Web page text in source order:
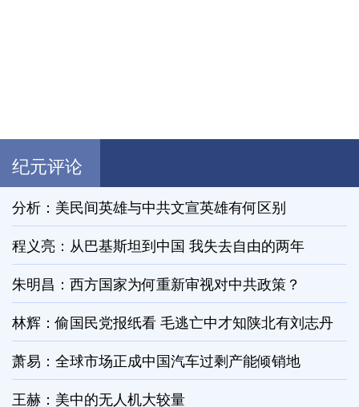
纪元评论
分析：美民间英雄与中共文宣英雄有何区别
程义亮：从巴基斯坦到中国 我失去自由的两年
朱明昌：西方国家为何重新审视对中共政策？
林辉：偷国民党报纸看 毛逃亡中才知陕北有刘志丹
萧易：全球市场正成中国汽车过剩产能倾销地
王赫：美中的无人机大较量